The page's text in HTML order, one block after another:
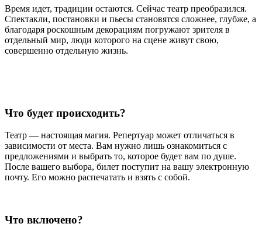
Время идет, традиции остаются. Сейчас театр преобразился.
Спектакли, постановки и пьесы становятся сложнее, глубже, а
благодаря роскошным декорациям погружают зрителя в
отдельный мир, люди которого на сцене живут свою,
совершенно отдельную жизнь.
Что будет происходить?
Театр — настоящая магия. Репертуар может отличаться в
зависимости от места. Вам нужно лишь ознакомиться с
предложениями и выбрать то, которое будет вам по душе.
После вашего выбора, билет поступит на вашу электронную
почту. Его можно распечатать и взять с собой.
Что включено?